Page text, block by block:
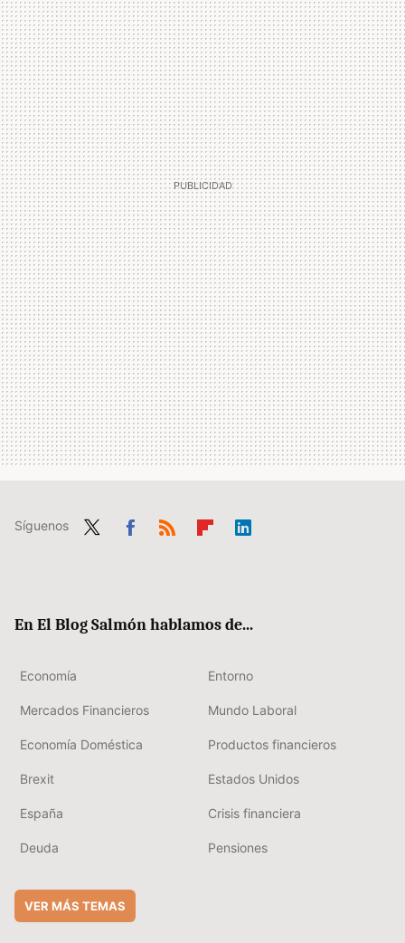
Síguenos
En El Blog Salmón hablamos de...
Economía Entorno
Mercados Financieros Mundo Laboral
Economía Doméstica Productos financieros
Brexit Estados Unidos
España Crisis financiera
Deuda Pensiones
VER MÁS TEMAS